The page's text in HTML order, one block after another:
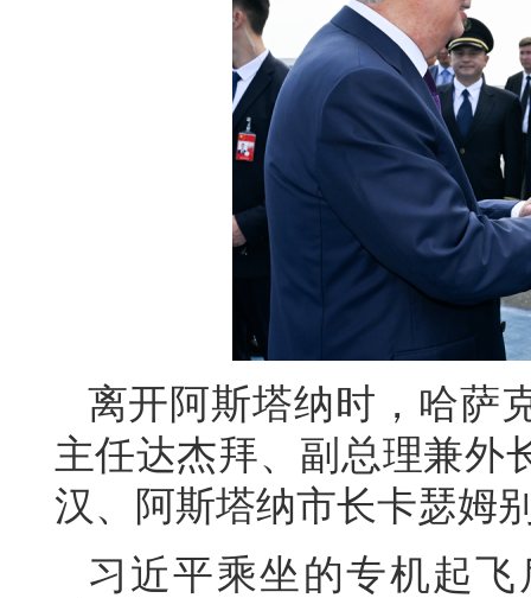
离开阿斯塔纳时，哈萨
主任达杰拜、副总理兼外
汉、阿斯塔纳市长卡瑟姆
习近平乘坐的专机起